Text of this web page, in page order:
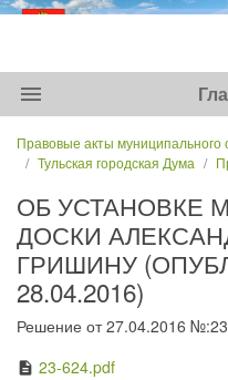
menu
Правовые акты муниципального
Тульская городская Дума
ОБ УСТАНОВКЕ
ДОСКИ
ГРИШИНУ
28.04.2016)
Решение от 27.04.2016
description 23-624.pdf